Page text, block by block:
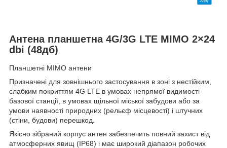
Антена планшетна 4G/3G LTE MIMO 2×24
dbi (48дб)
Планшетні MIMO антени
Призначені для зовнішнього застосування в зоні з нестійким,
слабким покриттям 4G LTE в умовах непрямої видимості
базової станції, в умовах щільної міської забудови або за
умови наявності природних (рельєф місцевості) і штучних
(стіни, будови) перешкод.
Якісно зібраний корпус антен забезпечить повний захист від
атмосферних явищ (IP68) і має широкий діапазон робочих